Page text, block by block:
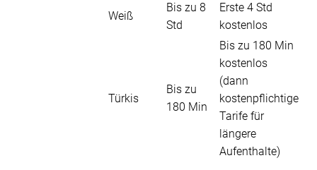
Weiß
Bis zu 8
Std
Erste 4 Std
kostenlos
Türkis
Bis zu
180 Min
Bis zu 180 Min
kostenlos
(dann
kostenpflichtige
Tarife für
längere
Aufenthalte)